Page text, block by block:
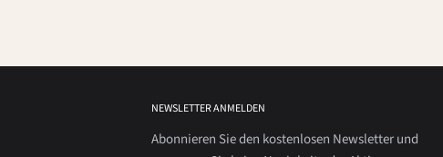
NEWSLETTER ANMELDEN
Abonnieren Sie den kostenlosen Newsletter und